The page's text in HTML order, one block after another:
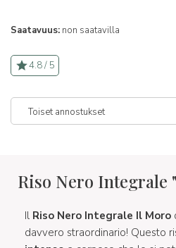
Saatavuus: non saatavilla
4.8 / 5
Riso Nero Integrale
Il Riso Nero Integrale Il Moro
davvero straordinario! Questo